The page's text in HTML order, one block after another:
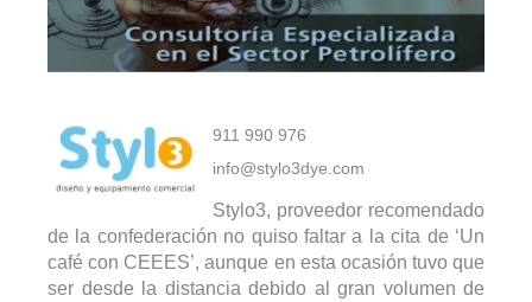
911 990 976
info@stylo3dye.com
Stylo3, proveedor recomendado
de la confederación no quiso faltar a la cita de ‘Un
café con CEEES’, aunque en esta ocasión tuvo que
ser desde la distancia debido al gran volumen de